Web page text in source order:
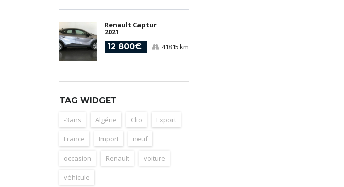
Renault Captur
2021
12 800€ 41815 km
TAG WIDGET
-3ans Algérie Clio Export
France Import neuf
occasion Renault voiture
véhicule